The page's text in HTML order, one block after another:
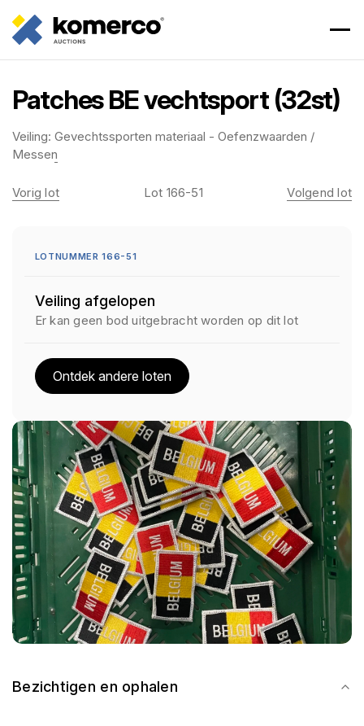
Patches BE vechtsport (32st)
Veiling: Gevechtssporten materiaal - Oefenzwaarden /
Messen
Bezichtigen en ophalen
Vorig lot Lot 166-51 Volgend lot
LOTNUMMER 166-51
Veiling afgelopen
Er kan geen bod uitgebracht worden op dit lot
Ontdek andere loten